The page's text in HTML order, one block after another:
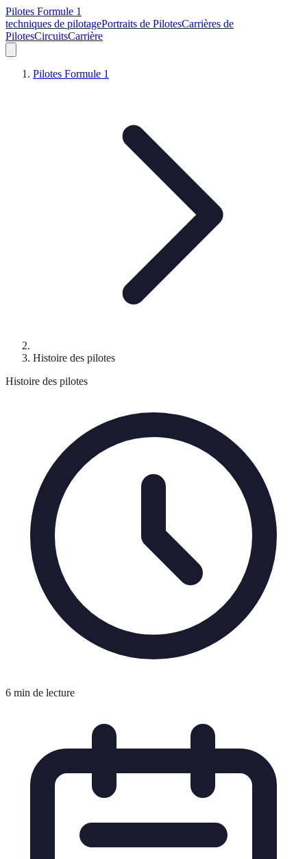
Pilotes Formule 1
techniques de pilotagePortraits de PilotesCarrières de
PilotesCircuitsCarrière
Pilotes Formule 1
Histoire des pilotes
Histoire des pilotes
6 min de lecture